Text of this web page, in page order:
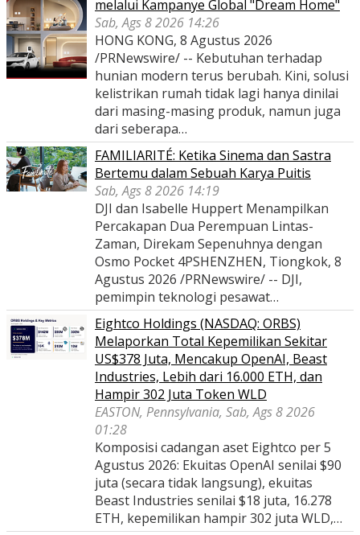
melalui Kampanye Global "Dream Home"
Sab, Ags 8 2026 14:26
HONG KONG, 8 Agustus 2026
/PRNewswire/ -- Kebutuhan terhadap
hunian modern terus berubah. Kini, solusi
kelistrikan rumah tidak lagi hanya dinilai
dari masing-masing produk, namun juga
dari seberapa…
FAMILIARITÉ: Ketika Sinema dan Sastra
Bertemu dalam Sebuah Karya Puitis
Sab, Ags 8 2026 14:19
DJI dan Isabelle Huppert Menampilkan
Percakapan Dua Perempuan Lintas-
Zaman, Direkam Sepenuhnya dengan
Osmo Pocket 4PSHENZHEN, Tiongkok, 8
Agustus 2026 /PRNewswire/ -- DJI,
pemimpin teknologi pesawat…
Eightco Holdings (NASDAQ: ORBS)
Melaporkan Total Kepemilikan Sekitar
US$378 Juta, Mencakup OpenAI, Beast
Industries, Lebih dari 16.000 ETH, dan
Hampir 302 Juta Token WLD
EASTON, Pennsylvania, Sab, Ags 8 2026
01:28
Komposisi cadangan aset Eightco per 5
Agustus 2026: Ekuitas OpenAI senilai $90
juta (secara tidak langsung), ekuitas
Beast Industries senilai $18 juta, 16.278
ETH, kepemilikan hampir 302 juta WLD,…